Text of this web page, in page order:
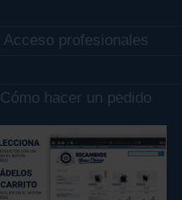
Acceso profesionales
Cómo hacer un pedido